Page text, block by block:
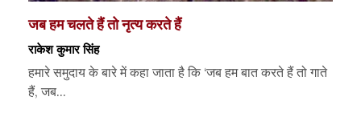
जब हम चलते हैं तो नृत्य करते हैं
राकेश कुमार सिंह
हमारे समुदाय के बारे में कहा जाता है कि ‘जब हम बात करते हैं तो गाते
हैं, जब...